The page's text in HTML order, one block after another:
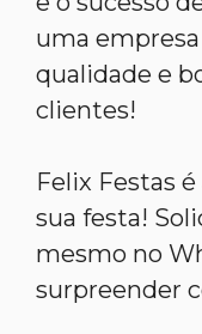
uma
qualidade e
clientes!
Felix Festas
sua festa!
mesmo no
surpreender